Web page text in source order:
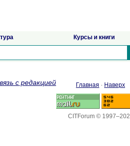
Курсы и книги
с редакцией Главная · Наверх
CITForum ©